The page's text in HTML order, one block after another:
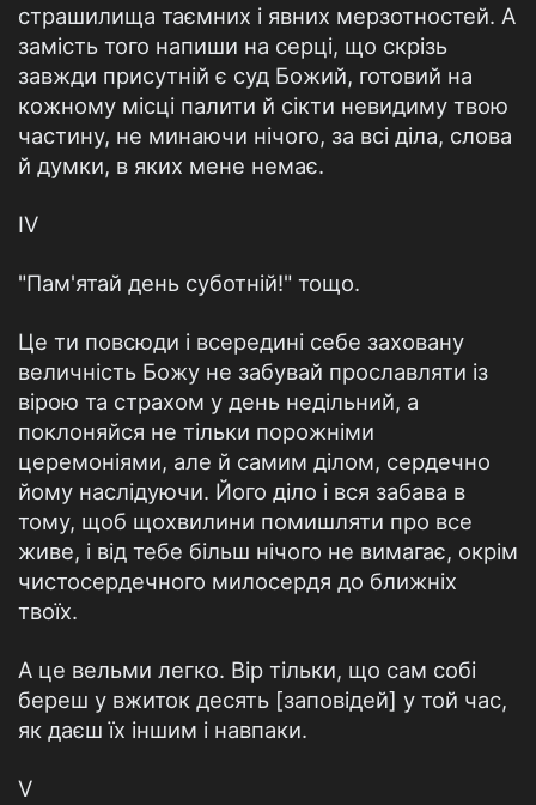
страшили­ща таємних і явних мерзотностей. А
замість того напиши на серці, що скрізь
завжди присутній є суд Божий, готовий на
кожному місці палити й сікти невидиму твою
частину, не минаючи нічого, за всі діла, слова
й думки, в яких мене немає.
IV
"Пам'ятай день суботній!" тощо.
Це ти повсюди і всередині себе заховану
величність Божу не забувай прославляти із
вірою та страхом у день недільний, а
поклоняйся не тільки порожніми
церемоніями, але й самим ділом, сердечно
йому наслідуючи. Його діло і вся забава в
тому, щоб щохвилини помишляти про все
живе, і від тебе більш нічого не вимагає, окрім
чистосердечного милосердя до ближніх
твоїх.
А це вельми легко. Вір тільки, що сам собі
береш у вжиток десять [заповідей] у той час,
як даєш їх іншим і навпаки.
V